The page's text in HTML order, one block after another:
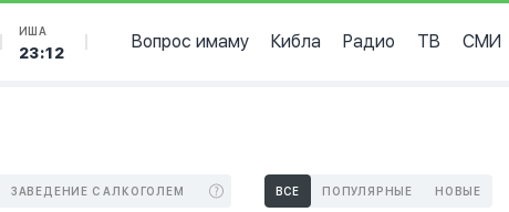
ИША
23:12
Вопрос имаму Кибла Радио ТВ СМИ
ЗАВЕДЕНИЕ С АЛКОГОЛЕМ ВСЕ ПОПУЛЯРНЫЕ НОВЫЕ